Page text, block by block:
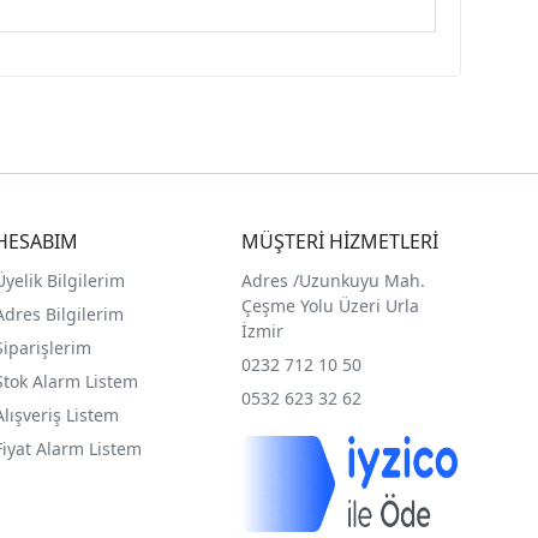
Bilgilerim
Bilgilerim
Alarm Listem
Listem
Alarm Listem
MÜŞTERİ HİZMETLERİ
Adres /Uzunkuyu Mah.
Çeşme Yolu Üzeri Urla
İzmir
0232 712 10 50
0532 623 32 62